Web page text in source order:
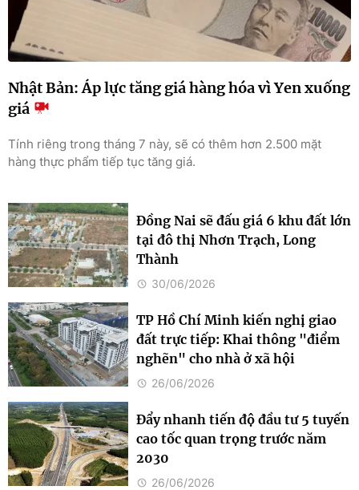
Nhật Bản: Áp lực tăng giá hàng hóa vì Yen xuống
giá
Tính riêng trong tháng 7 này, sẽ có thêm hơn 2.500 mặt
hàng thực phẩm tiếp tục tăng giá.
Đồng Nai sẽ đấu giá 6 khu đất lớn
tại đô thị Nhơn Trạch, Long
Thành
30/06/2026
TP Hồ Chí Minh kiến nghị giao
đất trực tiếp: Khai thông "điểm
nghẽn" cho nhà ở xã hội
26/06/2026
Đẩy nhanh tiến độ đầu tư 5 tuyến
cao tốc quan trọng trước năm
2030
26/06/2026